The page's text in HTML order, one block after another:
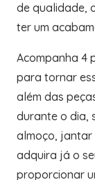
de qualidade,
ter um
Acompanha 4
para tornar
além das
durante o dia,
almoço, jantar
adquira já o
proporcionar